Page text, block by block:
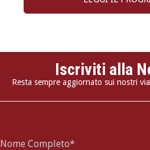
Iscriviti alla
Resta sempre aggiornato sui nostri
Nome Completo*